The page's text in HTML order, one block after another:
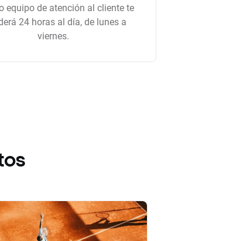
equipo de atención al cliente te
24 horas al día, de lunes a
viernes.